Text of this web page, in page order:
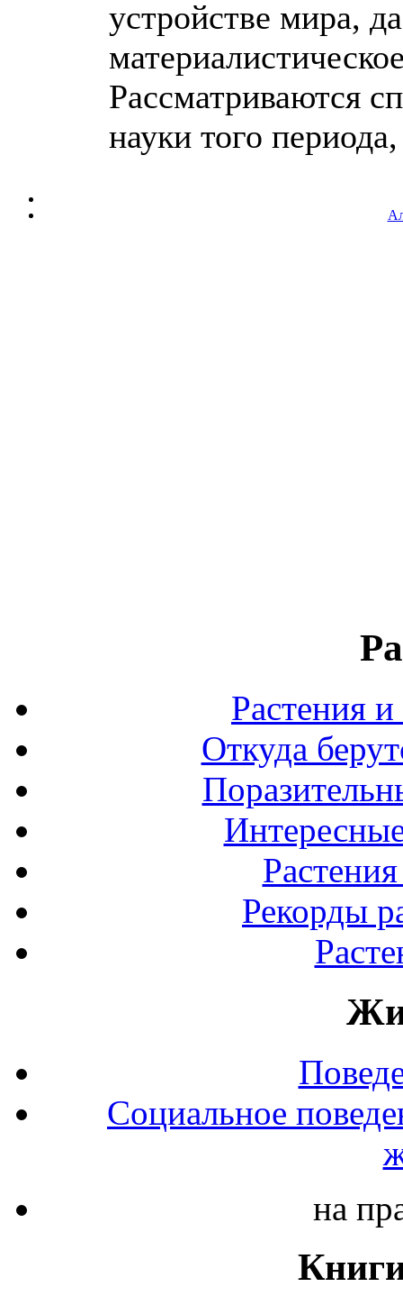
устройстве мира,
Рассматриваются
науки того
Растения
Откуда
Рекорды
Социальное
на